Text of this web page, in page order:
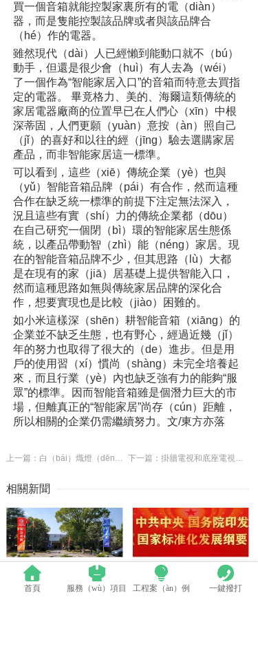
買一個音箱就能控製家裏所有的電（diàn）
器，而是隻能控製該品牌或者與該品牌合
（hé）作的電器。
雖然現代（dài）人已經懶到能動口就不（bú）
動手，但還是很少會（huì）有人去為（wéi）
了一個作為“智能家居入口”的音箱而特意去買指
定的電器。 畢竟格力、美的、海爾這類傳統的
家居電器廠商的位置早已在人們心（xīn）中根
深蒂固，人們更願（yuàn）意按（àn）照自己
（jǐ）的喜好和以往的經（jīng）驗去選購家居
產品，而非智能家居這一標準。
可以看到，這些（xiē）傳統企業（yè）也與
（yǔ）智能音箱品牌（pái）有合作，然而這種
合作在缺乏統一標準的前提下注定無法深入，
況且這些有實（shí）力的傳統企業都（dōu）
在自己研究一個閉（bì）環的智能家居生態係
統，以產品帶動智（zhì）能（néng）家居。現
在的智能音箱品牌不少，但其思路（lù）大都
是在現有的家（jiā）居基礎上提供智能入口，
然而這種思路如無與傳統家居品牌的深化合
作，想要實現也是比較（jiào）困難的。
如小米這樣深（shēn）耕智能音箱（xiāng）的
企業並不缺乏生態，也有野心，經過近幾（jǐ）
年的努力也取得了很大的（de）進步。但是用
戶的使用習（xí）慣尚（shàng）未完全培養起
來，而且行業（yè）內也缺乏強有力的能夠“服
眾”的標準。因而智能音箱雖是個潛力巨大的市
場，但離真正的“智能家居”尚存（cún）距離，
所以相關的企業仍需繼續努力。文/東方亦落
上一篇：白（bái）熾燈（dēng）退市 照明行業迎來“省”時代 下一篇：掛牆電視和底座電視哪個（gè）好 挑選電視的方法有哪些
相關新聞
首頁 服務（wù）項目 工程案（àn）例 一鍵撥打